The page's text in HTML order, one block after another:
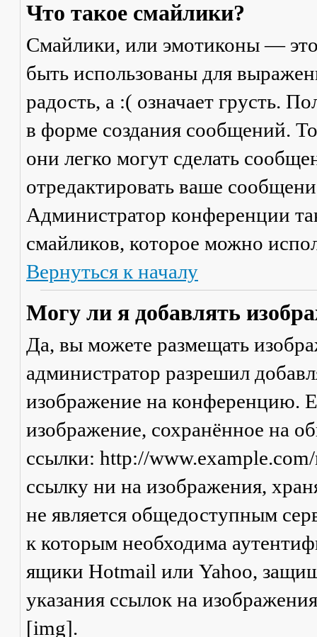
Что такое смайлики?
Смайлики, или эмотиконы —
быть использованы для
радость, а :( означает грусть.
в форме создания сообщений.
они легко могут сделать
отредактировать ваше
Администратор конференции
смайликов, которое можно
Вернуться к началу
Могу ли я добавлять
Да, вы можете размещать
администратор разрешил
изображение на конференцию.
изображение, сохранённое на
ссылки: http://
ссылку ни на изображения,
не является общедоступным
к которым необходима
ящики Hotmail или Yahoo,
указания ссылок на
[img].